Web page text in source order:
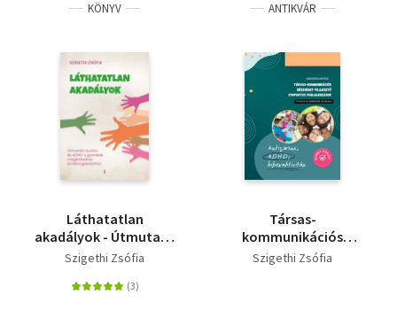
Tankönyv, segédkönyv
Társadalomtudomány
Természettudomány
Történelem
KÖNYV
Láthatatlan
akadályok - Útmutató
autista és ADHD-s
megértéséhez és
Szigethi Zsófia
ANTIKVÁR
Társas-
kommunikációs
készséget fejlesztő
Szigethi Zsófia